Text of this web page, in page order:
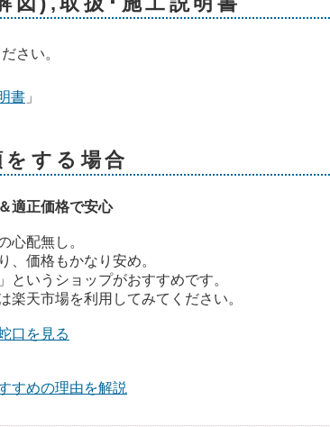
さい。
書 」
する場合
適正価格で安心
心配無し。
、価格もかなり安め。
というショップがおすすめです。
楽天市場を利用してみてください。
口を見る
すめの理由を解説